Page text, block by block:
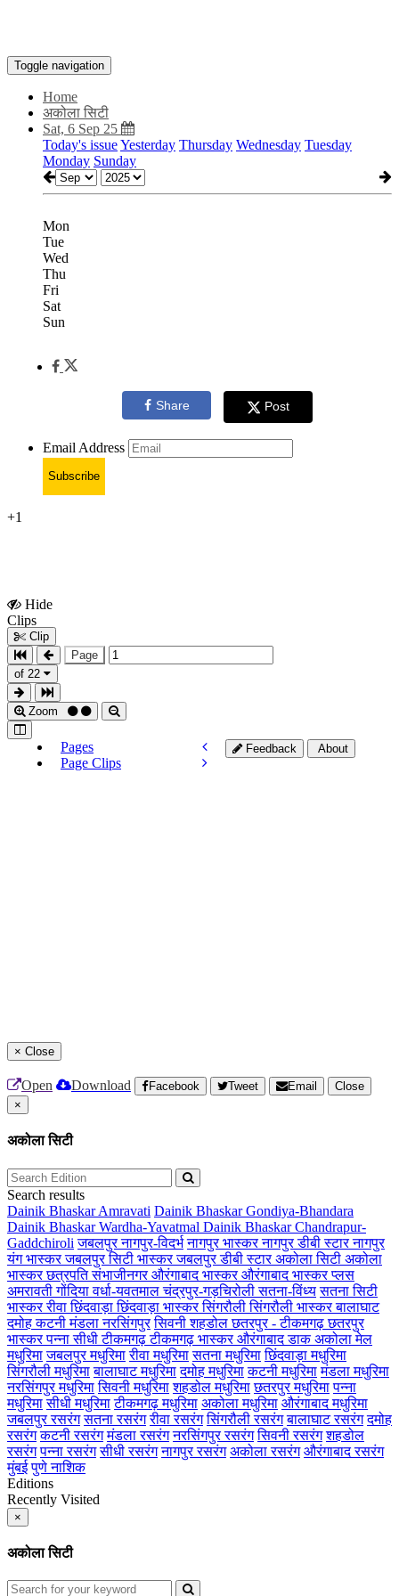
Toggle navigation
Home
अकोला सिटी
Sat, 6 Sep 25
Today's issueYesterday Thursday Wednesday Tuesday
Monday Sunday
Mon
Tue
Wed
Thu
Fri
Sat
Sun
Share Post
Email Address
Subscribe
+1
Hide
Clips
Clip
Page
of 22
Zoom
Pages
Page Clips
Feedback About
× Close
Open Download Facebook Tweet Email
Close
×
अकोला सिटी
Search results
Dainik Bhaskar Amravati Dainik Bhaskar Gondiya-Bhandara
Dainik Bhaskar Wardha-Yavatmal Dainik Bhaskar Chandrapur-
Gaddchiroli जबलपुरनागपुर-विदर्भ नागपुर भास्करनागपुर डीबी स्टारनागपुर
यंग भास्करजबलपुर सिटी भास्करजबलपुर डीबी स्टारअकोला सिटी अकोला
भास्करछत्रपति संभाजीनगरऔरंगाबाद भास्करऔरंगाबाद भास्कर प्लस
अमरावतीगोंदियावर्धा-यवतमालचंद्रपुर-गड़चिरोलीसतना-विंध्य सतना सिटी
भास्कररीवाछिंदवाड़ाछिंदवाड़ा भास्करसिंगरौलीसिंगरौली भास्करबालाघाट
दमोहकटनीमंडलानरसिंगपुर सिवनीशहडोलछतरपुर - टीकमगढ़छतरपुर
भास्करपन्नासीधीटीकमगढ़टीकमगढ़ भास्करऔरंगाबाद डाकअकोला मेल
मधुरिमा जबलपुर मधुरिमा रीवा मधुरिमा सतना मधुरिमा छिंदवाड़ा मधुरिमा
सिंगरौली मधुरिमा बालाघाट मधुरिमा दमोह मधुरिमा कटनी मधुरिमा मंडला मधुरिमा
नरसिंगपुर मधुरिमा सिवनी मधुरिमा शहडोल मधुरिमा छतरपुर मधुरिमा पन्ना
मधुरिमा सीधी मधुरिमा टीकमगढ़ मधुरिमा अकोला मधुरिमा औरंगाबाद मधुरिमा
जबलपुर रसरंग सतना रसरंग रीवा रसरंग सिंगरौली रसरंग बालाघाट रसरंग दमोह
रसरंग कटनी रसरंग मंडला रसरंग नरसिंगपुर रसरंग सिवनी रसरंग शहडोल
रसरंग पन्ना रसरंग सीधी रसरंग नागपुर रसरंग अकोला रसरंग औरंगाबाद रसरंग
मुंबई पुणेनाशिक
Editions
Recently Visited
×
अकोला सिटी